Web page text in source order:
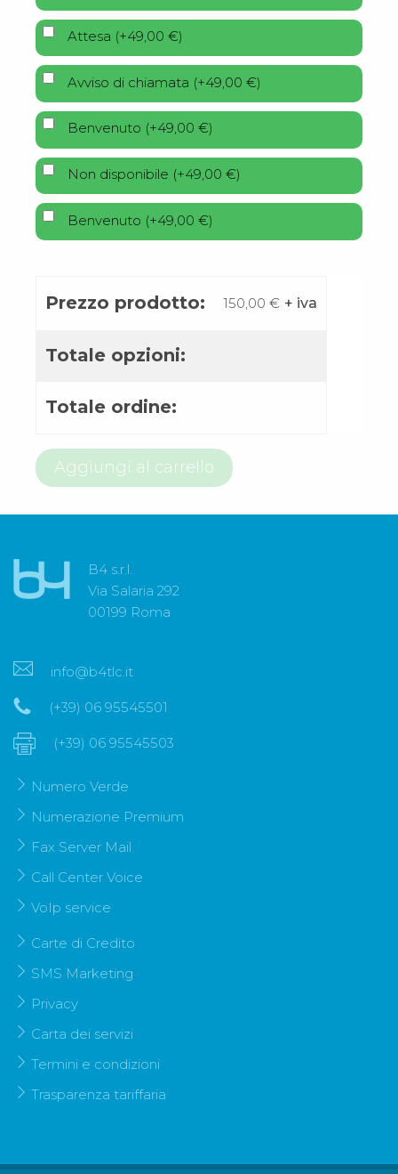
Attesa (+49,00 €)
Avviso di chiamata (+49,00 €)
Benvenuto (+49,00 €)
Non disponibile (+49,00 €)
Benvenuto (+49,00 €)
Prezzo prodotto: 150,00 € + iva
Totale opzioni:
Totale ordine:
800
97
Aggiungi al carrello
B4 s.r.l.
Via Salaria 292
00199 Roma
info@b4tlc.it
(+39) 06 95545501
(+39) 06 95545503
Numero Verde
Numerazione Premium
Fax Server Mail
Call Center Voice
VoIp service
Carte di Credito
SMS Marketing
Privacy
Carta dei servizi
Termini e condizioni
Trasparenza tariffaria